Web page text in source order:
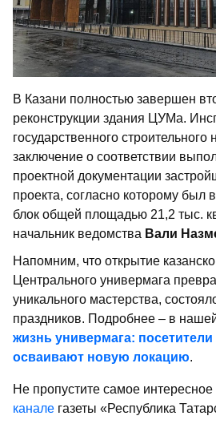
В Казани полностью завершен
реконструкции здания ЦУМа.
государственного
заключение о соответствии
проектной документации
проекта, согласно которому был
блок общей площадью 21,2 тыс.
начальник ведомства Вали
Напомним, что открытие
Центрального универмага
уникального мастерства,
праздников. Подробнее – в
жизнь универмага:
осваивают новую локацию.
Не пропустите самое интересное
канале газеты «Республика